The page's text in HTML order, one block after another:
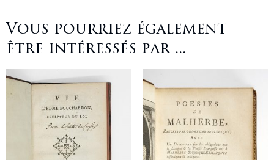
Vous pourriez également
être intéressés par ...